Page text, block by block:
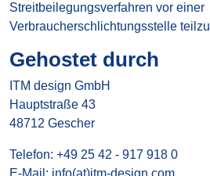
Streitbeilegungsverfahren vor einer
Verbraucherschlichtungsstelle
Gehostet durch
ITM design GmbH
Hauptstraße 43
48712 Gescher
Telefon: +49 25 42 - 917 918 0